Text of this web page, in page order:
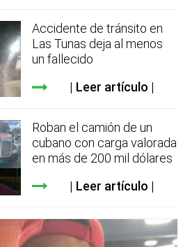
Accidente de tránsito en
Las Tunas deja al menos
un fallecido
Leer artículo
Roban el camión de un
cubano con carga valorada
en más de 200 mil dólares
Leer artículo